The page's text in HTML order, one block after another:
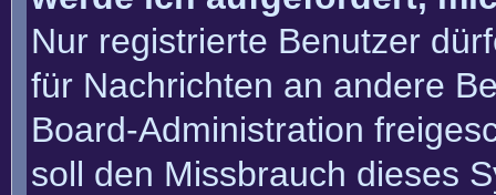
Nur registrierte Benutzer
für Nachrichten an andere
Board-Administration
soll den Missbrauch dieses